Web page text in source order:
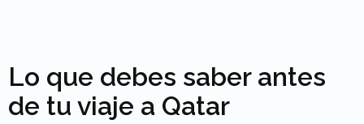
Lo que debes saber antes
de tu viaje a Qatar